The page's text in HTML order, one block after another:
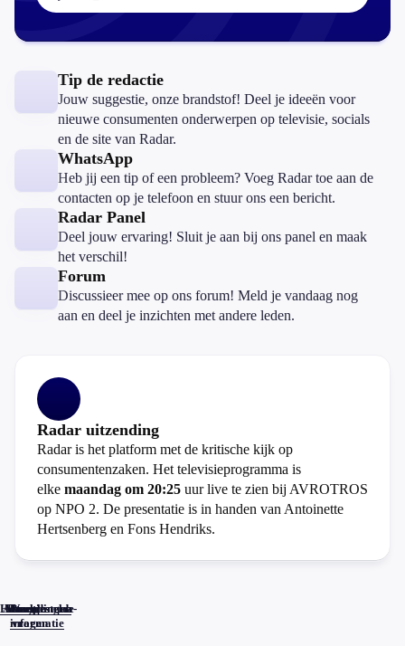
Tip de redactie
Jouw suggestie, onze brandstof! Deel je ideeën voor
nieuwe consumenten onderwerpen op televisie, socials
en de site van Radar.
WhatsApp
Heb jij een tip of een probleem? Voeg Radar toe aan de
contacten op je telefoon en stuur ons een bericht.
Radar Panel
Deel jouw ervaring! Sluit je aan bij ons panel en maak
het verschil!
Forum
Discussieer mee op ons forum! Meld je vandaag nog
aan en deel je inzichten met andere leden.
Radar uitzending
Radar is het platform met de kritische kijk op
consumentenzaken. Het televisieprogramma is
elke maandag om 20:25 uur live te zien bij AVROTROS
op NPO 2. De presentatie is in handen van Antoinette
Hertsenberg en Fons Hendriks.
Home
Actueel
Uitzendingen
Reacties
Programma-
informatie
Veelgestelde
vragen